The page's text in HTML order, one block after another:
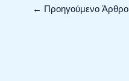
← Προηγούμενο Άρθρο